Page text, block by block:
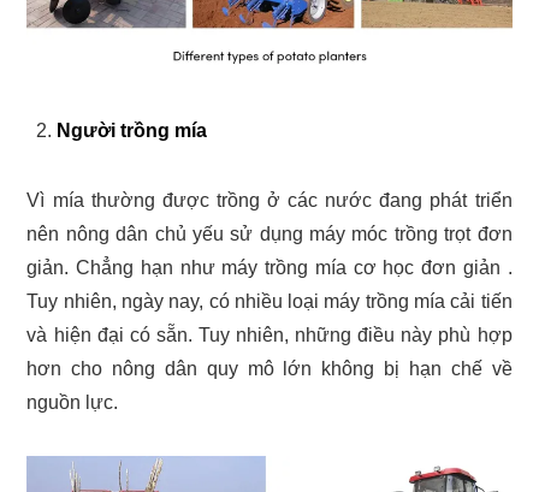
Người trồng mía
Vì mía thường được trồng ở các nước đang phát triển
nên nông dân chủ yếu sử dụng máy móc trồng trọt đơn
giản. Chẳng hạn như máy trồng mía cơ học đơn giản .
Tuy nhiên, ngày nay, có nhiều loại máy trồng mía cải tiến
và hiện đại có sẵn. Tuy nhiên, những điều này phù hợp
hơn cho nông dân quy mô lớn không bị hạn chế về
nguồn lực.